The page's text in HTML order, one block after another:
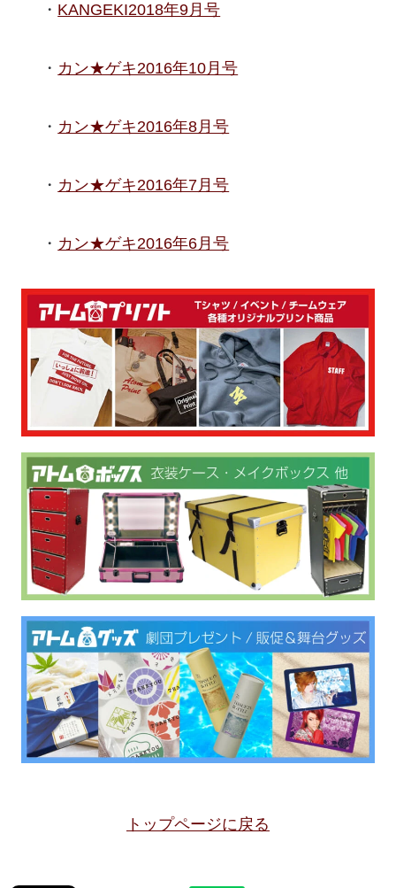
KANGEKI2018年9月号
カン★ゲキ2016年10月号
カン★ゲキ2016年8月号
カン★ゲキ2016年7月号
カン★ゲキ2016年6月号
トップページに戻る